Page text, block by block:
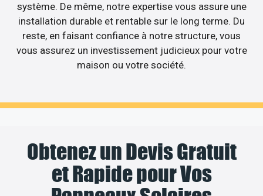
système. De même, notre expertise vous assure une
installation durable et rentable sur le long terme. Du
reste, en faisant confiance à notre structure, vous
vous assurez un investissement judicieux pour votre
maison ou votre société.
Obtenez un Devis Gratuit
et Rapide pour Vos